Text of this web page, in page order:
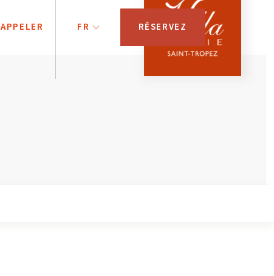
APPELER FR RÉSERVEZ